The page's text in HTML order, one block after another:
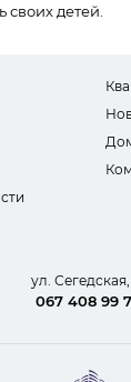
своих детей.
ул. Сегедская,
067 408 99